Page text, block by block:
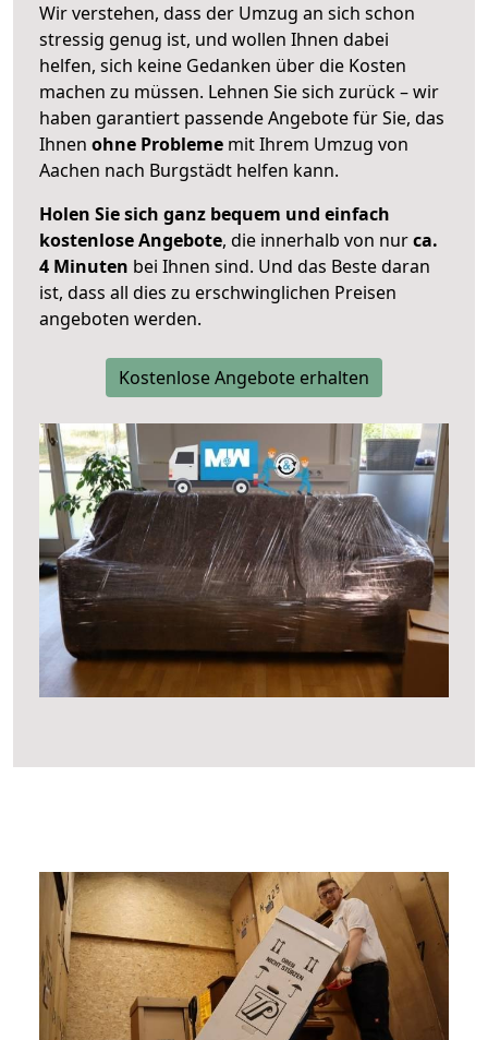
Wir verstehen, dass der Umzug an sich schon
stressig genug ist, und wollen Ihnen dabei
helfen, sich keine Gedanken über die Kosten
machen zu müssen. Lehnen Sie sich zurück – wir
haben garantiert passende Angebote für Sie, das
Ihnen ohne Probleme mit Ihrem Umzug von
Aachen nach Burgstädt helfen kann.
Holen Sie sich ganz bequem und einfach
kostenlose Angebote, die innerhalb von nurca.
4 Minuten bei Ihnen sind. Und das Beste daran
ist, dass all dies zu erschwinglichen Preisen
angeboten werden.
Kostenlose Angebote erhalten